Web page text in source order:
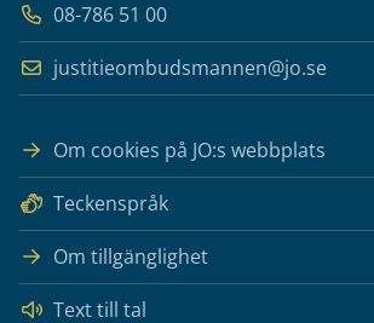
08-786 51 00
justitieombudsmannen@jo.se
Om cookies på JO:s webbplats
Teckenspråk
Om tillgänglighet
Text till tal